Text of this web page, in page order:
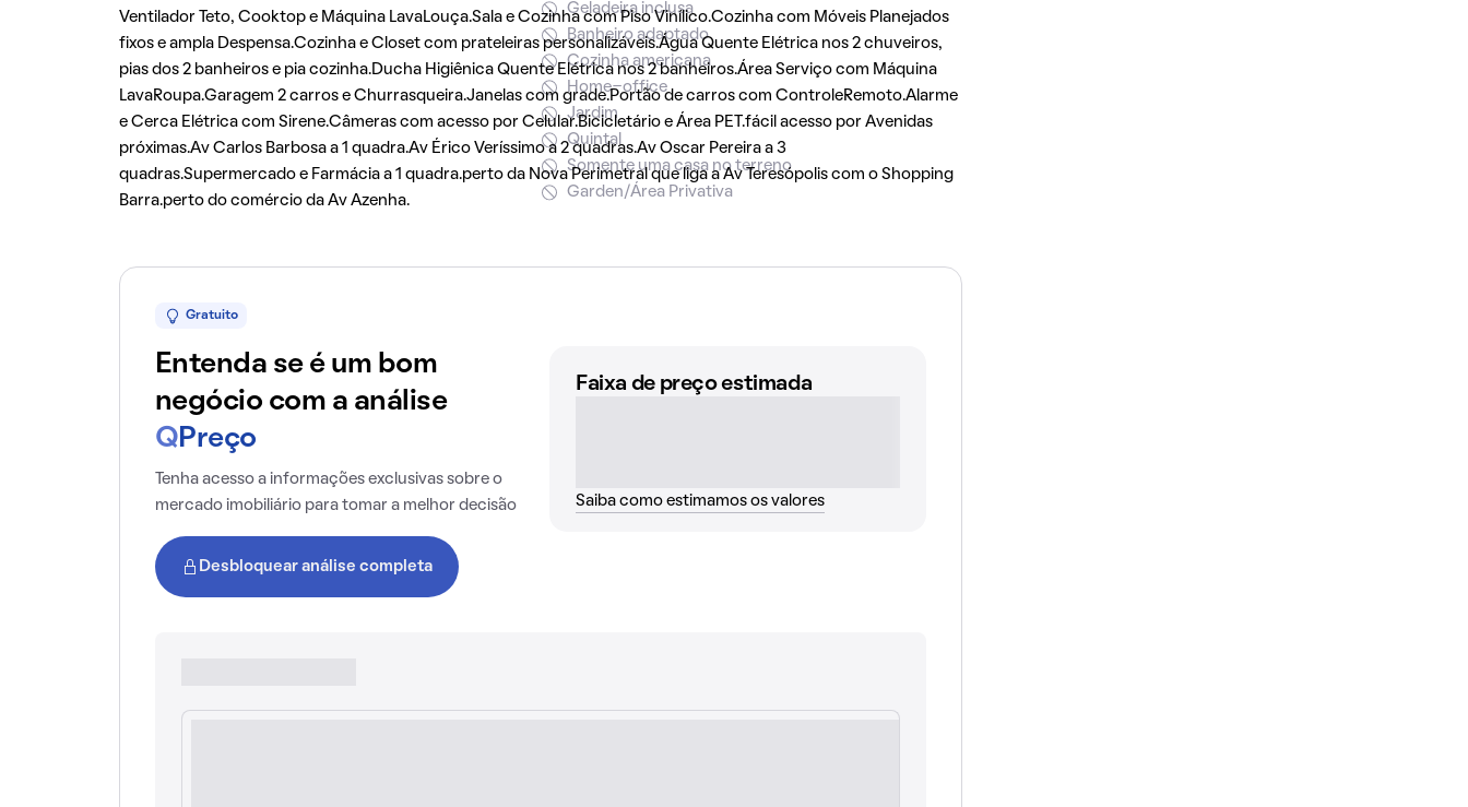
Ventilador Teto, Cooktop e Máquina LavaLouça.Sala e Cozinha com Piso Vinílico.Cozinha com Móveis Planejados
fixos e ampla Despensa.Cozinha e Closet com prateleiras personalizáveis.Água Quente Elétrica nos 2 chuveiros,
pias dos 2 banheiros e pia cozinha.Ducha Higiênica Quente Elétrica nos 2 banheiros.Área Serviço com Máquina
LavaRoupa.Garagem 2 carros e Churrasqueira.Janelas com grade.Portão de carros com ControleRemoto.Alarme
e Cerca Elétrica com Sirene.Câmeras com acesso por Celular.Bicicletário e Área PET.fácil acesso por Avenidas
próximas.Av Carlos Barbosa a 1 quadra.Av Érico Veríssimo a 2 quadras.Av Oscar Pereira a 3
quadras.Supermercado e Farmácia a 1 quadra.perto da Nova Perimetral que liga a Av Teresópolis com o Shopping
Barra.perto do comércio da Av Azenha.
Geladeira inclusa
Banheiro adaptado
Cozinha americana
Home-office
Jardim
Quintal
Somente uma casa no terreno
Garden/Área Privativa
Gratuito
Entenda se é um bom
negócio com a análise
Q Preço
Tenha acesso a informações exclusivas sobre o
mercado imobiliário para tomar a melhor decisão
Desbloquear análise completa
Faixa de preço estimada
Saiba como estimamos os valores